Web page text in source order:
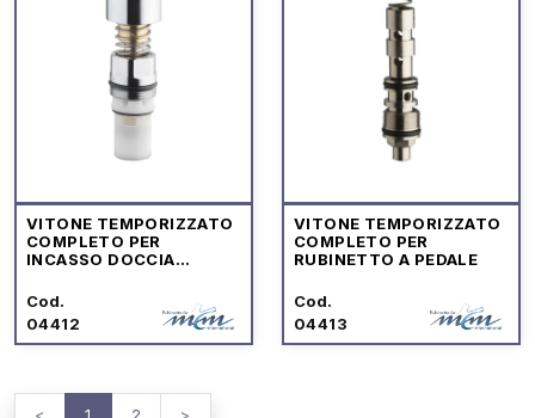
VITONE TEMPORIZZATO
COMPLETO PER
INCASSO DOCCIA
Cod.
04412
VITONE TEMPORIZZATO
COMPLETO PER
RUBINETTO A PEDALE
Cod.
04413
< 1 2 >